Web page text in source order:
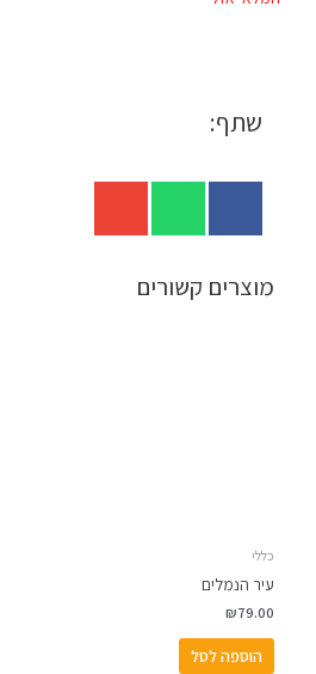
שתף:
מוצרים קשורים
כללי
עיר הנמלים
₪79.00
הוספה לסל